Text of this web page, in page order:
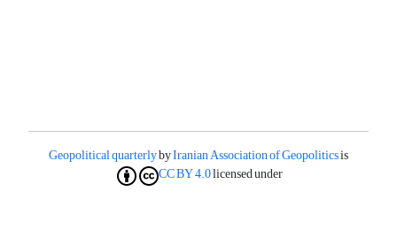
Geopolitical quarterlybyIranian Association of Geopoliticsis
licensed under
CC BY 4.0